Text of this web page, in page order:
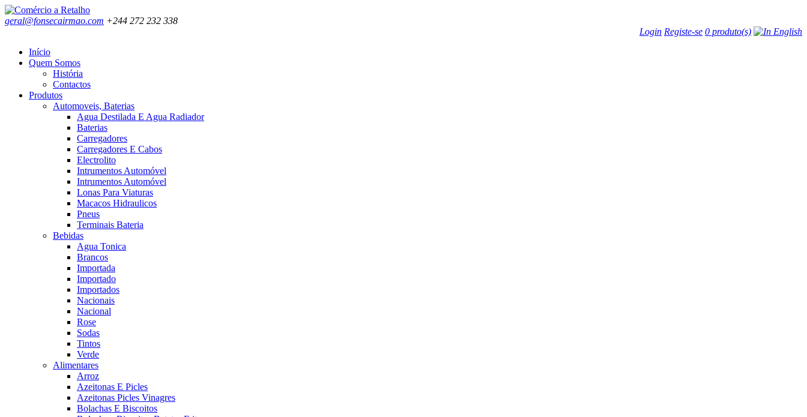
geral@fonsecairmao.com +244 272 232 338
Login Registe-se 0 produto(s)
Início
Quem Somos
História
Contactos
Produtos
Automoveis, Baterias
Agua Destilada E Agua Radiador
Baterias
Carregadores
Carregadores E Cabos
Electrolito
Intrumentos Automóvel
Intrumentos Automóvel
Lonas Para Viaturas
Macacos Hidraulicos
Pneus
Terminais Bateria
Bebidas
Agua Tonica
Brancos
Importada
Importado
Importados
Nacionais
Nacional
Rose
Sodas
Tintos
Verde
Alimentares
Arroz
Azeitonas E Picles
Azeitonas Picles Vinagres
Bolachas E Biscoitos